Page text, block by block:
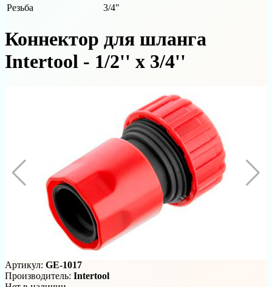
Резьба
3/4"
Коннектор для шланга
Intertool - 1/2'' х 3/4''
Артикул: GE-1017
Производитель: Intertool